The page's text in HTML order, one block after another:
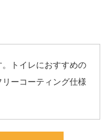
トイレにおすすめの
ーコーティング仕様